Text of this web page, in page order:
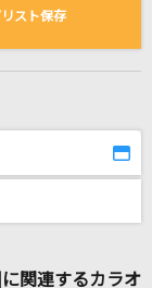
一覧
リスト保存
関連するカラオ